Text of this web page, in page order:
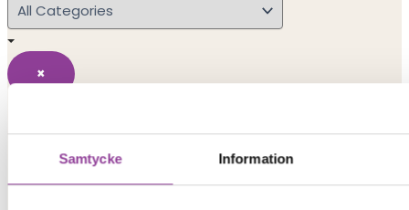
Samtycke Information
×
Search Results
Popular Searches